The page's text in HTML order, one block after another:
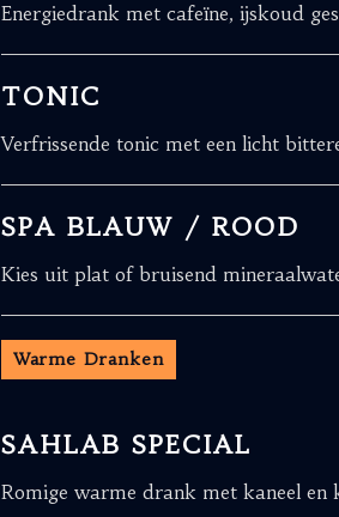
Energiedrank met cafeïne, ijskoud
TONIC
Verfrissende tonic met een licht
SPA BLAUW / ROOD
Kies uit plat of bruisend
Warme Dranken
SAHLAB SPECIAL
Romige warme drank met kaneel en